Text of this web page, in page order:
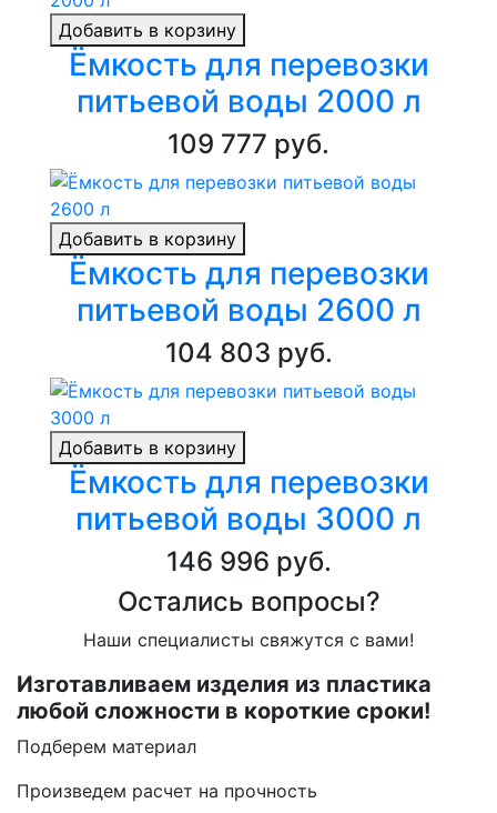
Добавить в корзину
Ёмкость для перевозки
питьевой воды 2000 л
109 777 руб.
Добавить в корзину
Ёмкость для перевозки
питьевой воды 2600 л
104 803 руб.
Добавить в корзину
Ёмкость для перевозки
питьевой воды 3000 л
146 996 руб.
Остались вопросы?
Наши специалисты свяжутся с вами!
Изготавливаем изделия из пластика
любой сложности в короткие сроки!
Подберем материал
Произведем расчет на прочность